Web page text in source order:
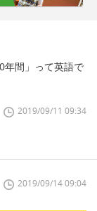
年間」って英語で
2019/09/11 09:34
2019/09/14 09:04